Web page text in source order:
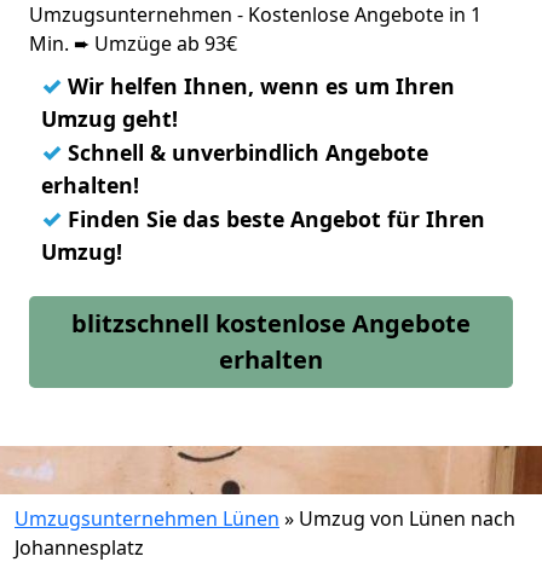
Umzugsunternehmen - Kostenlose Angebote in 1
Min. ➨ Umzüge ab 93€
✓ Wir helfen Ihnen, wenn es um Ihren
Umzug geht!
✓ Schnell & unverbindlich Angebote
erhalten!
✓ Finden Sie das beste Angebot für Ihren
Umzug!
blitzschnell kostenlose Angebote
erhalten
Umzugsunternehmen Lünen » Umzug von Lünen nach
Johannesplatz